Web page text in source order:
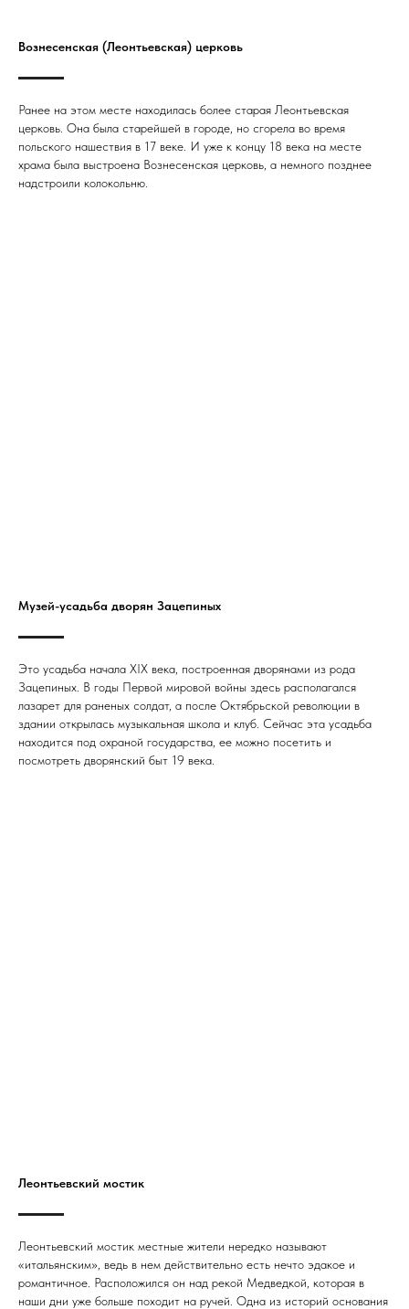
Вознесенская (Леонтьевская) церковь
Ранее на этом месте находилась более старая Леонтьевская
церковь. Она была старейшей в городе, но сгорела во время
польского нашествия в 17 веке. И уже к концу 18 века на месте
храма была выстроена Вознесенская церковь, а немного позднее
надстроили колокольню.
Музей-усадьба дворян Зацепиных
Это усадьба начала XIX века, построенная дворянами из рода
Зацепиных. В годы Первой мировой войны здесь располагался
лазарет для раненых солдат, а после Октябрьской революции в
здании открылась музыкальная школа и клуб. Сейчас эта усадьба
находится под охраной государства, ее можно посетить и
посмотреть дворянский быт 19 века.
Леонтьевский мостик
Леонтьевский мостик местные жители нередко называют
«итальянским», ведь в нем действительно есть нечто эдакое и
романтичное. Расположился он над рекой Медведкой, которая в
наши дни уже больше походит на ручей. Одна из историй основания